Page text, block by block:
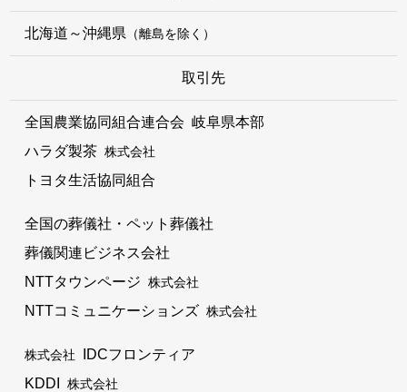
北海道～沖縄県 （離島を除く）
取引先
全国農業協同組合連合会 岐阜県本部
ハラダ製茶株式会社
トヨタ生活協同組合
全国の葬儀社・ペット葬儀社
葬儀関連ビジネス会社
NTTタウンページ株式会社
NTTコミュニケーションズ株式会社
株式会社
IDCフロンティア
KDDI株式会社